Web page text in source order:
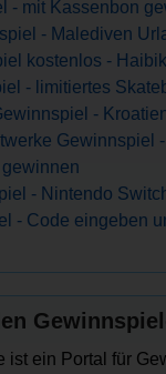
- mit Kassenbon
- Malediven
kostenlos -
- limitiertes
-
Gewinnspiel
- Nintendo
- Code eingeben
ist ein Portal für